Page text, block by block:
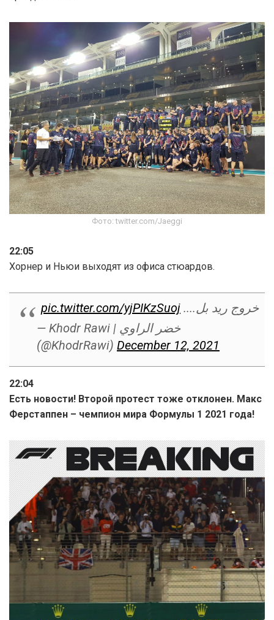
Фото: twitter.com/Jaeggi
22:05
Хорнер и Ньюи выходят из офиса стюардов.
خروج ريد بل.... pic.twitter.com/yjPIKzSuoj
— Khodr Rawi | خضر الراوي
(@KhodrRawi) December 12, 2021
22:04
Есть новости! Второй протест тоже отклонен. Макс
Ферстаппен – чемпион мира Формулы 1 2021 года!